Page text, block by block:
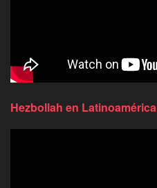
Hezbollah en Latinoamérica